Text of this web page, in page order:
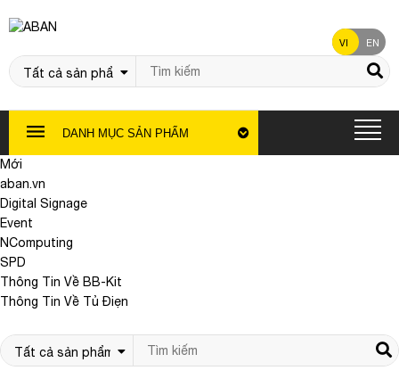
VI EN
DANH MỤC SẢN PHẨM
Mới
aban.vn
Digital Signage
Event
NComputing
SPD
Thông Tin Về BB-Kit
Thông Tin Về Tủ Điẹn